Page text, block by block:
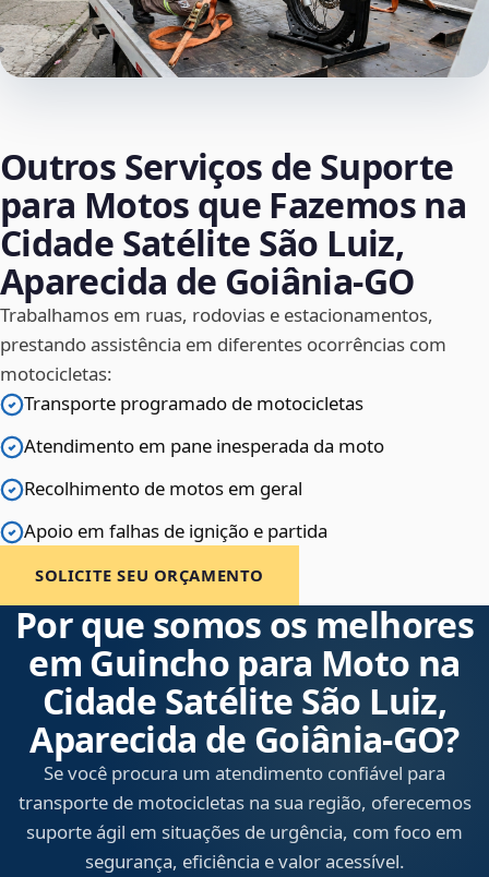
Outros Serviços de Suporte
para Motos que Fazemos na
Cidade Satélite São Luiz,
Aparecida de Goiânia‑GO
Trabalhamos em ruas, rodovias e estacionamentos,
prestando assistência em diferentes ocorrências com
motocicletas:
Transporte programado de motocicletas
Atendimento em pane inesperada da moto
Recolhimento de motos em geral
Apoio em falhas de ignição e partida
SOLICITE SEU ORÇAMENTO
Por que somos os melhores
em Guincho para Moto na
Cidade Satélite São Luiz,
Aparecida de Goiânia‑GO?
Se você procura um atendimento confiável para
transporte de motocicletas na sua região, oferecemos
suporte ágil em situações de urgência, com foco em
segurança, eficiência e valor acessível.